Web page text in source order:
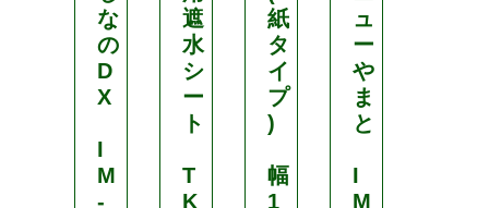
な
の
D
X
I
M
-
遮
水
シ
ー
ト
T
K
紙
タ
イ
プ
)
幅
1
ュ
ー
や
ま
と
I
M